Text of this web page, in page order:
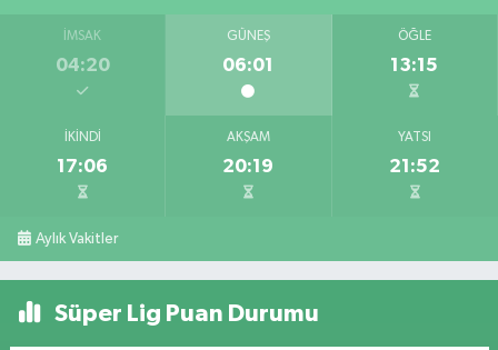
İMSAK
04:20
GÜNEŞ
06:01
ÖĞLE
13:15
İKINDI
17:06
AKŞAM
20:19
YATSI
21:52
Aylık Vakitler
Süper Lig Puan Durumu